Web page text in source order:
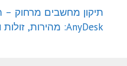
תיקון מחשבים מרחוק
AnyDesk: מהירות, זולות ונוחות למשתמשים